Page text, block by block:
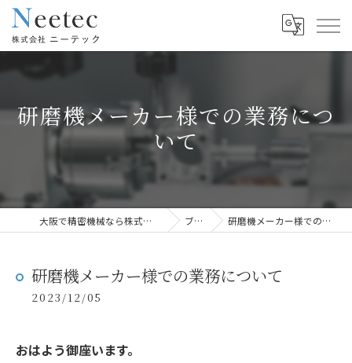
研磨機メーカー様での業務につ
いて
大阪で精密機械なら株式会社ニーテック ブログ 研磨機メーカー様での業務について
研磨機メーカー様での業務について
2023/12/05
おはよう御座います。